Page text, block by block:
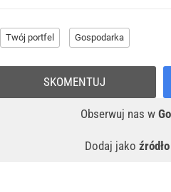
Twój portfel Gospodarka
Obserwuj nas w
Dodaj jako
SKOMENTUJ